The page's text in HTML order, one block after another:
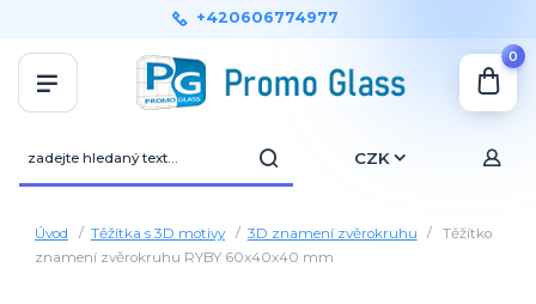
CZK
+420606774977
0
Úvod Těžítka s 3D motivy 3D znamení zvěrokruhu
Těžítko
znamení zvěrokruhu RYBY 60x40x40 mm